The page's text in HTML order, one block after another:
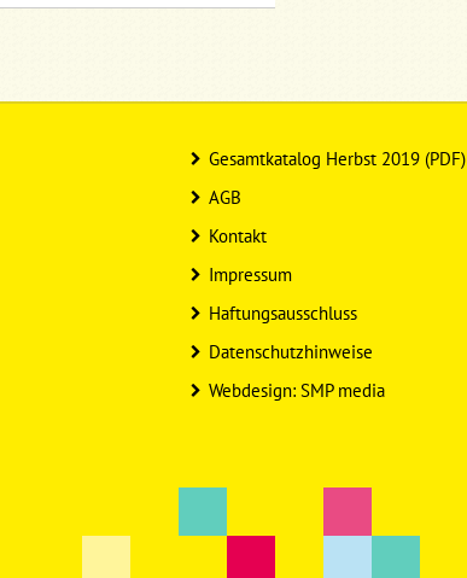
Gesamtkatalog Herbst 2019 (PDF)
AGB
Kontakt
Impressum
Haftungsausschluss
Datenschutzhinweise
Webdesign: SMP media